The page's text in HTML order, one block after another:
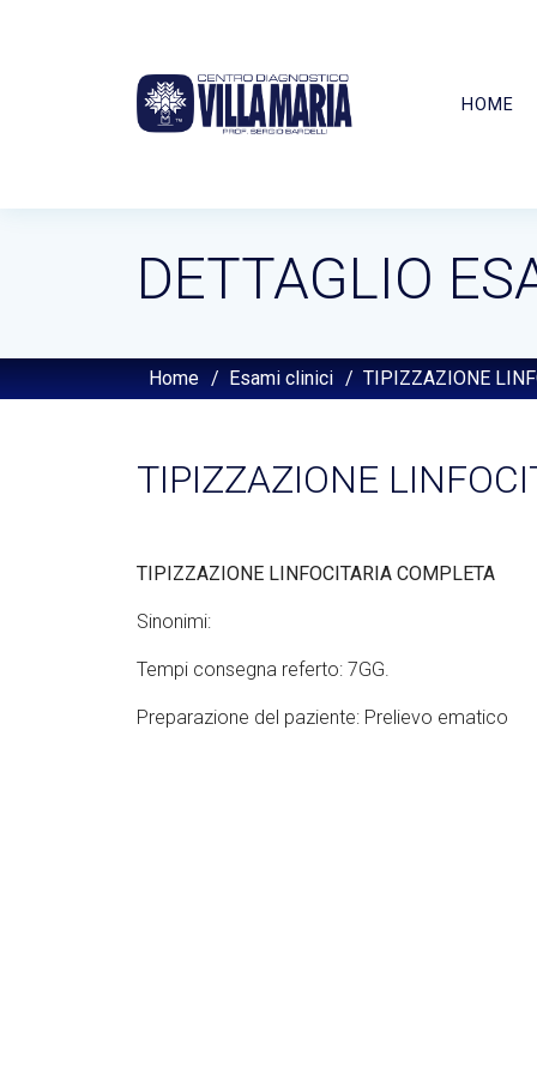
HOME
DETTAGLIO
Home / Esami clinici / TIPIZZAZIONE
TIPIZZAZIONE
TIPIZZAZIONE LINFOCITARIA COMPLETA
Sinonimi:
Tempi consegna referto: 7GG.
Preparazione del paziente: Prelievo ematico